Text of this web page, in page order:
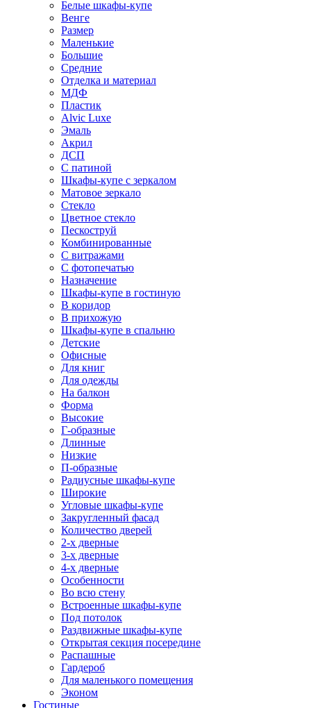
Белые шкафы-купе
Венге
Размер
Маленькие
Большие
Средние
Отделка и материал
МДФ
Пластик
Alvic Luxe
Эмаль
Акрил
ДСП
С патиной
Шкафы-купе с зеркалом
Матовое зеркало
Стекло
Цветное стекло
Пескоструй
Комбинированные
С витражами
С фотопечатью
Назначение
Шкафы-купе в гостиную
В коридор
В прихожую
Шкафы-купе в спальню
Детские
Офисные
Для книг
Для одежды
На балкон
Форма
Высокие
Г-образные
Длинные
Низкие
П-образные
Радиусные шкафы-купе
Широкие
Угловые шкафы-купе
Закругленный фасад
Количество дверей
2-х дверные
3-х дверные
4-х дверные
Особенности
Во всю стену
Встроенные шкафы-купе
Под потолок
Раздвижные шкафы-купе
Открытая секция посередине
Распашные
Гардероб
Для маленького помещения
Эконом
Гостиные